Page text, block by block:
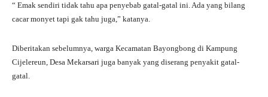
“ Emak sendiri tidak tahu apa penyebab gatal-gatal ini. Ada yang bilang
cacar monyet tapi gak tahu juga,” katanya.
Diberitakan sebelumnya, warga Kecamatan Bayongbong di Kampung
Cijelereun, Desa Mekarsari juga banyak yang diserang penyakit gatal-
gatal.